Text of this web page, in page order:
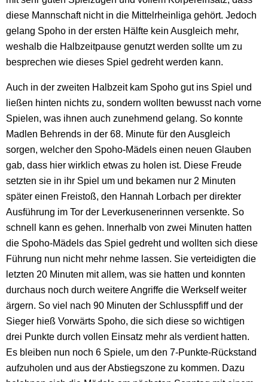
diese Mannschaft nicht in die Mittelrheinliga gehört. Jedoch
gelang Spoho in der ersten Hälfte kein Ausgleich mehr,
weshalb die Halbzeitpause genutzt werden sollte um zu
besprechen wie dieses Spiel gedreht werden kann.
Auch in der zweiten Halbzeit kam Spoho gut ins Spiel und
ließen hinten nichts zu, sondern wollten bewusst nach vorne
Spielen, was ihnen auch zunehmend gelang. So konnte
Madlen Behrends in der 68. Minute für den Ausgleich
sorgen, welcher den Spoho-Mädels einen neuen Glauben
gab, dass hier wirklich etwas zu holen ist. Diese Freude
setzten sie in ihr Spiel um und bekamen nur 2 Minuten
später einen Freistoß, den Hannah Lorbach per direkter
Ausführung im Tor der Leverkusenerinnen versenkte. So
schnell kann es gehen. Innerhalb von zwei Minuten hatten
die Spoho-Mädels das Spiel gedreht und wollten sich diese
Führung nun nicht mehr nehme lassen. Sie verteidigten die
letzten 20 Minuten mit allem, was sie hatten und konnten
durchaus noch durch weitere Angriffe die Werkself weiter
ärgern. So viel nach 90 Minuten der Schlusspfiff und der
Sieger hieß Vorwärts Spoho, die sich diese so wichtigen
drei Punkte durch vollen Einsatz mehr als verdient hatten.
Es bleiben nun noch 6 Spiele, um den 7-Punkte-Rückstand
aufzuholen und aus der Abstiegszone zu kommen. Dazu